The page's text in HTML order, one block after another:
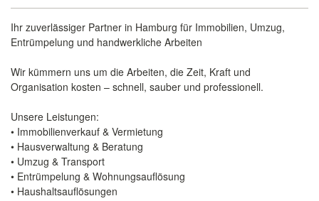
Ihr zuverlässiger Partner in Hamburg für Immobilien, Umzug,
Entrümpelung und handwerkliche Arbeiten
Wir kümmern uns um die Arbeiten, die Zeit, Kraft und
Organisation kosten – schnell, sauber und professionell.
Unsere Leistungen:
• Immobilienverkauf & Vermietung
• Hausverwaltung & Beratung
• Umzug & Transport
• Entrümpelung & Wohnungsauflösung
• Haushaltsauflösungen